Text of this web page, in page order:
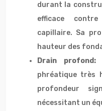
durant la
efficace
capillaire. Sa
hauteur des
Drain profond:
phréatique très
profondeur
nécessitant un